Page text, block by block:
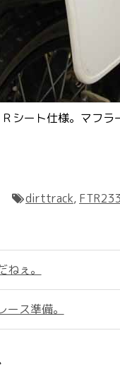
シート仕様。マフラ
dirttrack, FTR233
ぇ。
ス準備。